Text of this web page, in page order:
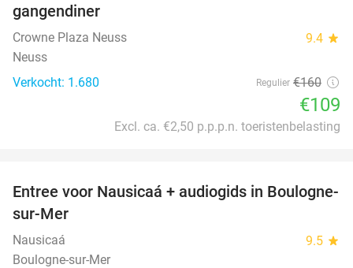
gangendiner
Crowne Plaza Neuss 9.4 star
Neuss
Verkocht: 1.680
Regulier €160
€109
Excl. ca. €2,50 p.p.p.n. toeristenbelasting
27%
Entree voor Nausicaá + audiogids in Boulogne-
sur-Mer
Nausicaá 9.5 star
Boulogne-sur-Mer